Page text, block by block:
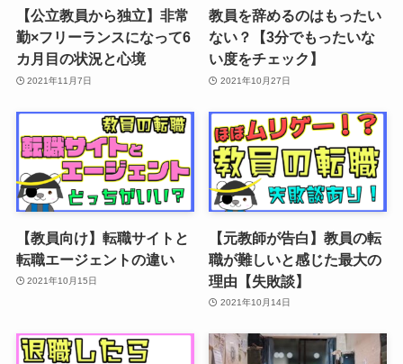
【公立教員から独立】非常
勤×フリーランスになって6
カ月目の状況と心境
2021年11月7日
教員を辞めるのはもったい
ない？【3分でもったいな
い度をチェック】
2021年10月27日
【教員向け】転職サイトと
転職エージェントの違い
2021年10月15日
【元教師が告白】教員の転
職が難しいと感じた最大の
理由【失敗談】
2021年10月14日